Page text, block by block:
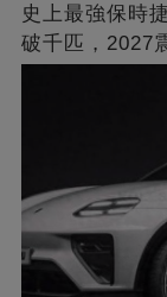
史上最強保時
破千匹，2027